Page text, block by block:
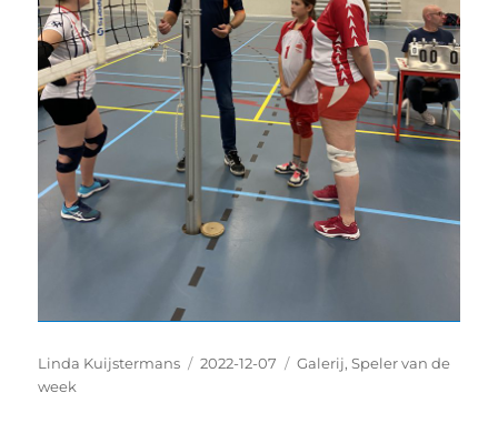
Auteur
Linda Kuijstermans
Geplaatst
2022-12-07 Categorieën
Galerij,Speler van de
week